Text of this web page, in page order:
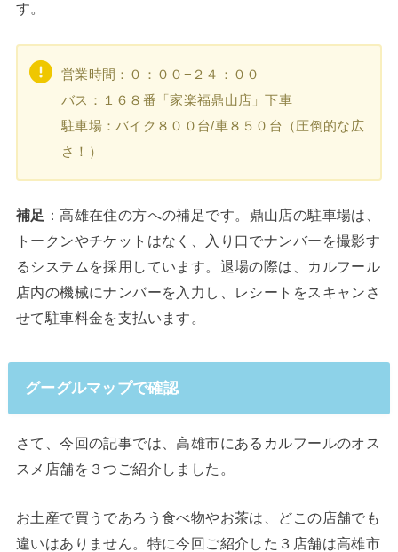
す。
営業時間：０：００−２４：００
バス：１６８番「家楽福鼎山店」下車
駐車場：バイク８００台/車８５０台（圧倒的な広
さ！）
補足 ：高雄在住の方への補足です。鼎山店の駐車場は、
トークンやチケットはなく、入り口でナンバーを撮影す
るシステムを採用しています。退場の際は、カルフール
店内の機械にナンバーを入力し、レシートをスキャンさ
せて駐車料金を支払います。
グーグルマップで確認
さて、今回の記事では、高雄市にあるカルフールのオス
スメ店舗を３つご紹介しました。
お土産で買うであろう食べ物やお茶は、どこの店舗でも
違いはありません。特に今回ご紹介した３店舗は高雄市